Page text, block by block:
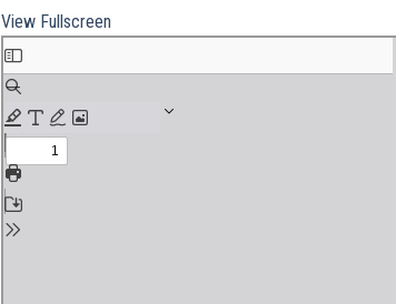
View Fullscreen